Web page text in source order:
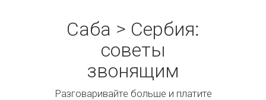
Саба > Сербия:
советы
звонящим
Разговаривайте больше и платите